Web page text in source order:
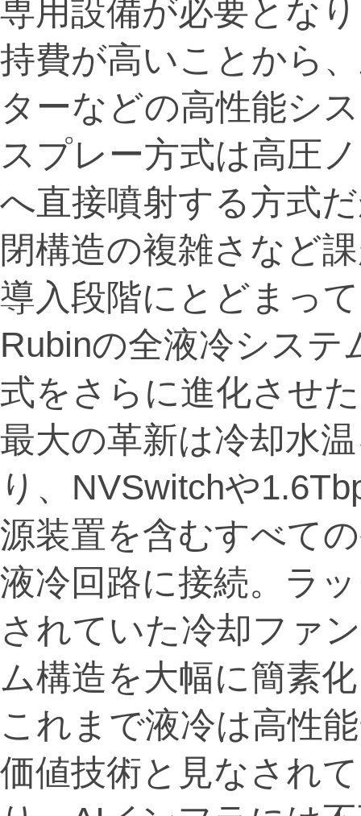
専用設備が必要とな
持費が高いことから
ターなどの高性能シ
スプレー方式は高圧
へ直接噴射する方式
閉構造の複雑さなど
導入段階にとどまっ
Rubinの全液冷シス
式をさらに進化させ
最大の革新は冷却水
り、NVSwitchや
源装置を含むすべて
液冷回路に接続。ラ
されていた冷却ファ
ム構造を大幅に簡素
これまで液冷は高性
価値技術と見なされ